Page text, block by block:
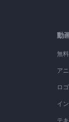
動
無
ア
ロ
イ
テ